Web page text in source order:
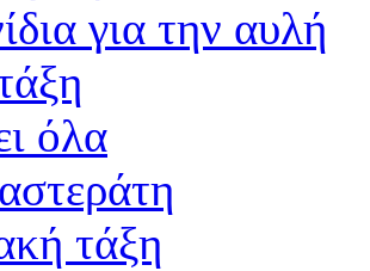
για την αυλή
όλα
τάξη